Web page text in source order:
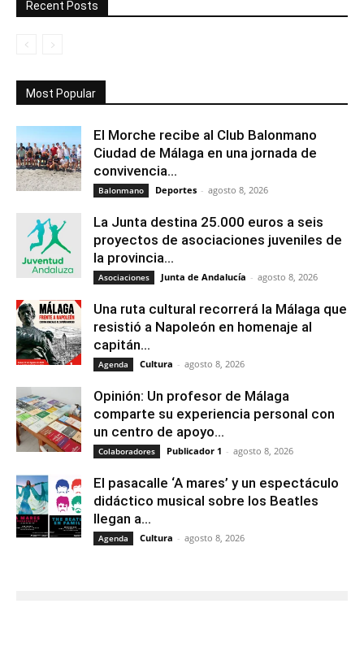
Recent Posts
Most Popular
El Morche recibe al Club Balonmano
Ciudad de Málaga en una jornada de
convivencia...
Balonmano Deportes - agosto 8, 2026
La Junta destina 25.000 euros a seis
proyectos de asociaciones juveniles de
la provincia...
Asociaciones Junta de Andalucía - agosto 8, 2026
Una ruta cultural recorrerá la Málaga que
resistió a Napoleón en homenaje al
capitán...
Agenda Cultura - agosto 8, 2026
Opinión: Un profesor de Málaga
comparte su experiencia personal con
un centro de apoyo...
Colaboradores Publicador 1 - agosto 8, 2026
El pasacalle ‘A mares’ y un espectáculo
didáctico musical sobre los Beatles
llegan a...
Agenda Cultura - agosto 8, 2026